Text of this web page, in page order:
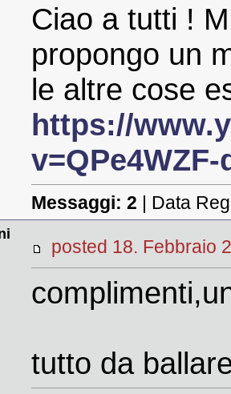
Ciao a tutti !
propongo un
le altre cose
https://
Messaggi: 2 | Data
posted 18.
tutto da